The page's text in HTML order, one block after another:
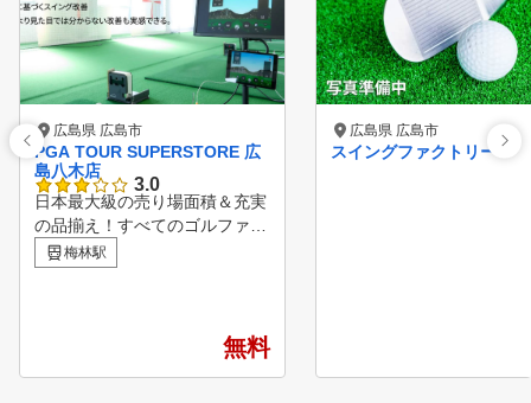
広島県 広島市
PGA TOUR SUPERSTORE 広
島八木店
3.0
日本最大級の売り場面積＆充実
の品揃え！すべてのゴルファー
を高揚させる超大型ゴルフショ
ップです。 ■POINT１ スクー
ことができます！また、2回分
梅林駅
無料
広島県 広島市
スイングファクトリー